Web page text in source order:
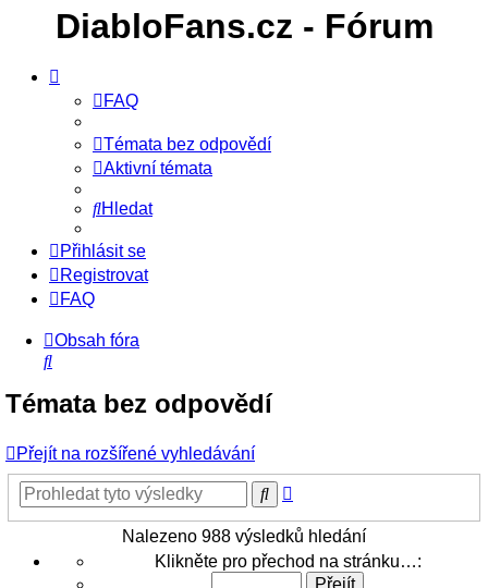
DiabloFans.cz - Fórum
FAQ
Témata bez odpovědí
Aktivní témata
Hledat
Přihlásit se
Registrovat
FAQ
Obsah fóra
Hledat
Témata bez odpovědí
Přejít na rozšířené vyhledávání
Hledat
Nalezeno 988 výsledků hledání
Stránka
Klikněte pro přechod na stránku…: